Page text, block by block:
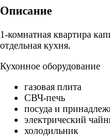
Описание
1-комнатная квартира
отдельная кухня.
Кухонное оборудование
газовая плита
СВЧ-печь
посуда и
электрический
холодильник